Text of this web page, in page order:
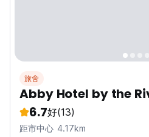
旅舍
Abby Hotel by the
6.7好(13)
距市中心 4.17km